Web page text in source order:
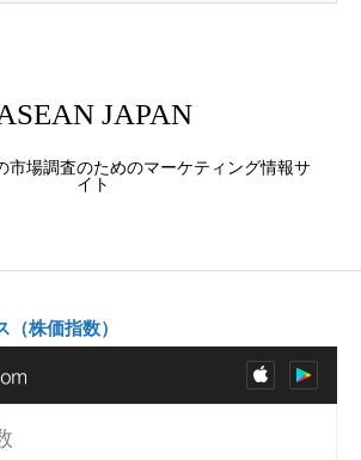
JAPAN
市場調査のためのマーケティング情報サ
イト
株価指数）